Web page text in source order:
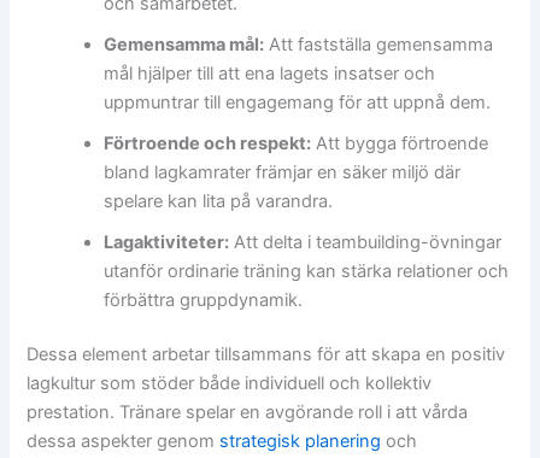
Gemensamma mål: Att fastställa gemensamma
mål hjälper till att ena lagets insatser och
uppmuntrar till engagemang för att uppnå dem.
Förtroende och respekt: Att bygga förtroende
bland lagkamrater främjar en säker miljö där
spelare kan lita på varandra.
Lagaktiviteter: Att delta i teambuilding-övningar
utanför ordinarie träning kan stärka relationer och
förbättra gruppdynamik.
Dessa element arbetar tillsammans för att skapa en positiv
lagkultur som stöder både individuell och kollektiv
prestation. Tränare spelar en avgörande roll i att vårda
dessa aspekter genom strategisk planering och